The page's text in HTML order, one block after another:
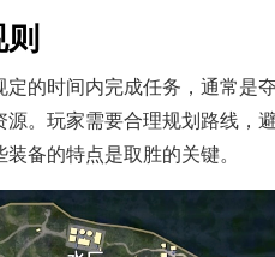
的时间内完成任务，通常是
。玩家需要合理规划路线，
备的特点是取胜的关键。